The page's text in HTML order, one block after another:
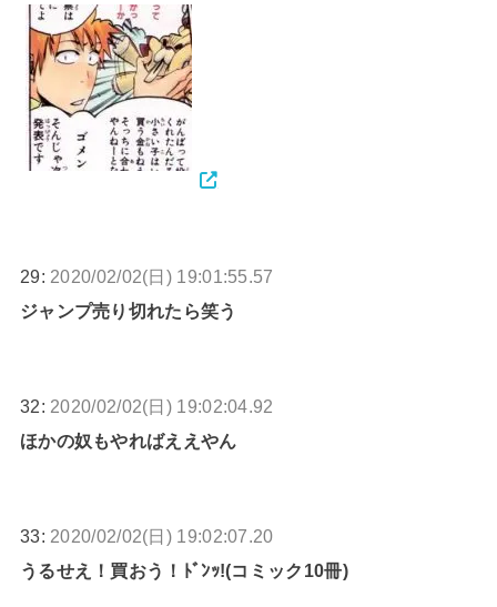
29: 2020/02/02(日) 19:01:55.57
ジャンプ売り切れたら笑う
32: 2020/02/02(日) 19:02:04.92
ほかの奴もやればええやん
33: 2020/02/02(日) 19:02:07.20
うるせえ！買おう！ﾄﾞﾝｯ!(コミック10冊)